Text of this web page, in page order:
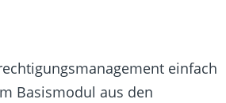
einfach
Basismodul aus den